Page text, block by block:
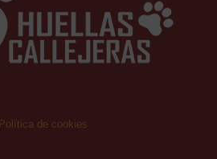
Política de cookies